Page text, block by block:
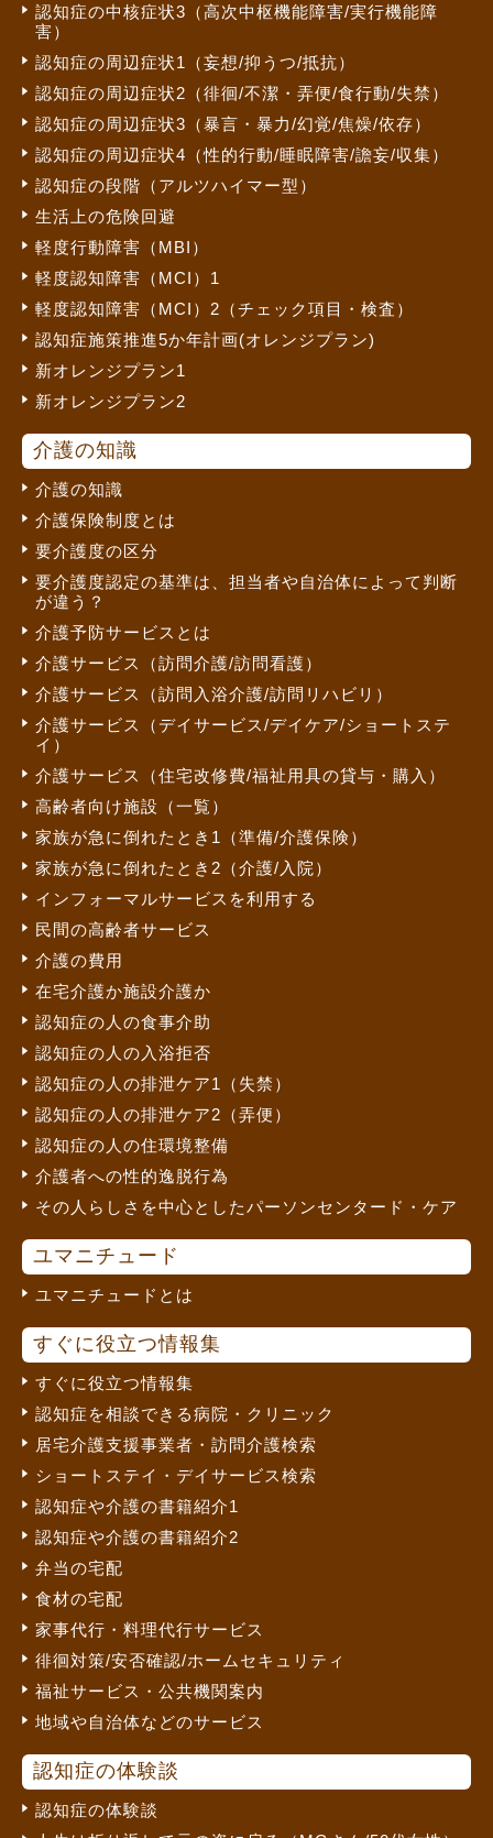
認知症の中核症状3（高次中枢機能障害/実行機能障
害）
認知症の周辺症状1（妄想/抑うつ/抵抗）
認知症の周辺症状2（徘徊/不潔・弄便/食行動/失禁）
認知症の周辺症状3（暴言・暴力/幻覚/焦燥/依存）
認知症の周辺症状4（性的行動/睡眠障害/譫妄/収集）
認知症の段階（アルツハイマー型）
生活上の危険回避
軽度行動障害（MBI）
軽度認知障害（MCI）1
軽度認知障害（MCI）2（チェック項目・検査）
認知症施策推進5か年計画(オレンジプラン)
新オレンジプラン1
新オレンジプラン2
介護の知識
介護の知識
介護保険制度とは
要介護度の区分
要介護度認定の基準は、担当者や自治体によって判断
が違う？
介護予防サービスとは
介護サービス（訪問介護/訪問看護）
介護サービス（訪問入浴介護/訪問リハビリ）
介護サービス（デイサービス/デイケア/ショートステ
イ）
介護サービス（住宅改修費/福祉用具の貸与・購入）
高齢者向け施設（一覧）
家族が急に倒れたとき1（準備/介護保険）
家族が急に倒れたとき2（介護/入院）
インフォーマルサービスを利用する
民間の高齢者サービス
介護の費用
在宅介護か施設介護か
認知症の人の食事介助
認知症の人の入浴拒否
認知症の人の排泄ケア1（失禁）
認知症の人の排泄ケア2（弄便）
認知症の人の住環境整備
介護者への性的逸脱行為
その人らしさを中心としたパーソンセンタード・ケア
ユマニチュード
ユマニチュードとは
すぐに役立つ情報集
すぐに役立つ情報集
認知症を相談できる病院・クリニック
居宅介護支援事業者・訪問介護検索
ショートステイ・デイサービス検索
認知症や介護の書籍紹介1
認知症や介護の書籍紹介2
弁当の宅配
食材の宅配
家事代行・料理代行サービス
徘徊対策/安否確認/ホームセキュリティ
福祉サービス・公共機関案内
地域や自治体などのサービス
認知症の体験談
認知症の体験談